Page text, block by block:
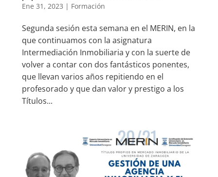
Ene 31, 2023 | Formación
Segunda sesión esta semana en el MERIN, en la
que continuamos con la asignatura
Intermediación Inmobiliaria y con la suerte de
volver a contar con dos fantásticos ponentes,
que llevan varios años repitiendo en el
profesorado y que dan valor y prestigo a los
Títulos...